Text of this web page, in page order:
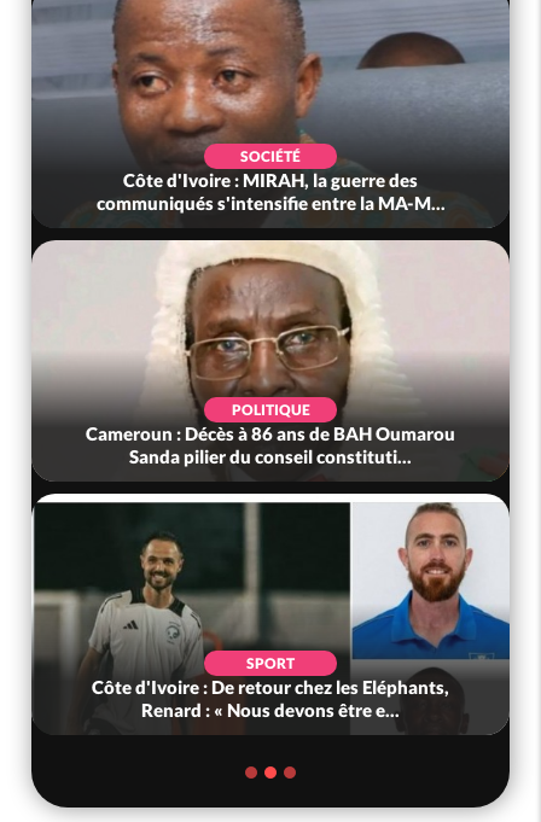
SOCIÉTÉ
Côte d'Ivoire : MIRAH, la guerre des
communiqués s'intensifie entre la MA-M...
POLITIQUE
Cameroun : Décès à 86 ans de BAH Oumarou
Sanda pilier du conseil constituti...
SPORT
Côte d'Ivoire : De retour chez les Eléphants,
Renard : « Nous devons être e...